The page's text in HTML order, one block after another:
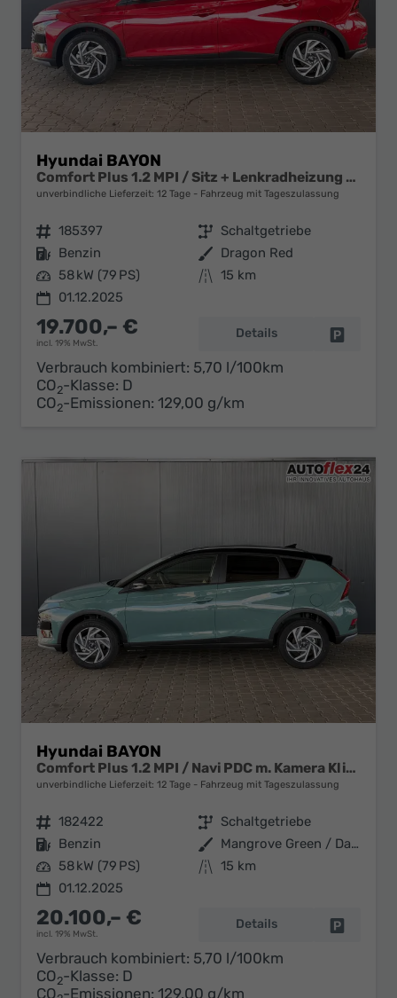
Hyundai BAYON
Comfort Plus 1.2 MPI / Sitz + Lenkradheizung PDC V&H Kamera LED Tempomat Keyless Alu 16"
unverbindliche Lieferzeit: 12 Tage Fahrzeug mit Tageszulassung
Fahrzeugnr. 185397 Getriebe Schaltgetriebe
Kraftstoff Benzin Außenfarbe Dragon Red
Leistung 58 kW (79 PS) Kilometerstand 15 km
01.12.2025
19.700,– €
incl. 19% MwSt.
Details
Verbrauch kombiniert: 5,70 l/100km
CO2-Klasse: D
CO2-Emissionen: 129,00 g/km
Hyundai BAYON
Comfort Plus 1.2 MPI / Navi PDC m. Kamera Klimaautom./ LED Sitz & Lenkr.Heiz/ Alu16
unverbindliche Lieferzeit: 12 Tage Fahrzeug mit Tageszulassung
Fahrzeugnr. 182422 Getriebe Schaltgetriebe
Kraftstoff Benzin Außenfarbe
Mangrove Green / Dach Schwarz
Leistung 58 kW (79 PS) Kilometerstand 15 km
01.12.2025
20.100,– €
incl. 19% MwSt.
Details
Verbrauch kombiniert: 5,70 l/100km
CO2-Klasse: D
CO -Emissionen: 129,00 g/km